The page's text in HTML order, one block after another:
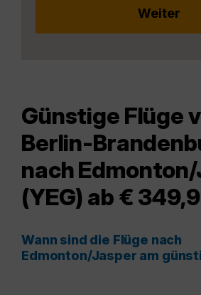
Günstige Flüge
Berlin-
nach
(YEG) ab €
Wann sind die Flüge nach
Edmonton/Jasper am